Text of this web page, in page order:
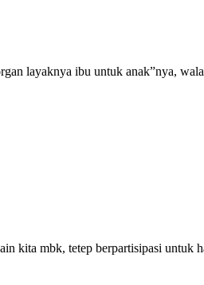
layaknya ibu untuk anak”nya,
kita mbk, tetep berpartisipasi untuk